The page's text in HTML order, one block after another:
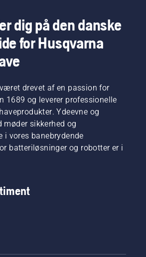
dig på den danske
for Husqvarna
drevet af en passion for
1689 og leverer professionelle
Ydeevne og
møder sikkerhed og
i vores banebrydende
batteriløsninger og robotter er i